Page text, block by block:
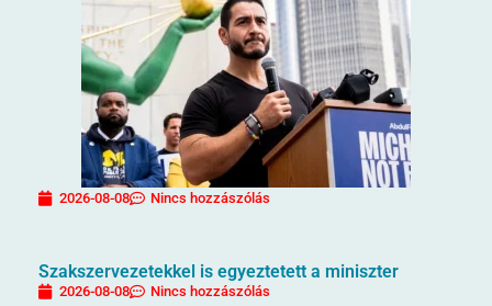
2026-08-08 Nincs hozzászólás
Szakszervezetekkel is egyeztetett a miniszter
2026-08-08 Nincs hozzászólás